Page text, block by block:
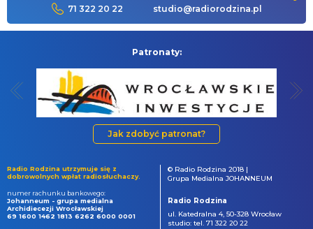
71 322 20 22 studio@radiorodzina.pl
Patronaty:
Jak zdobyć patronat?
Radio Rodzina utrzymuje się z
dobrowolnych wpłat radiosłuchaczy.
numer rachunku bankowego:
Johanneum - grupa medialna
Archidiecezji Wrocławskiej
69 1600 1462 1813 6262 6000 0001
© Radio Rodzina 2018 |
Grupa Medialna JOHANNEUM
Radio Rodzina
ul. Katedralna 4, 50-328 Wrocław
studio: tel. 71 322 20 22